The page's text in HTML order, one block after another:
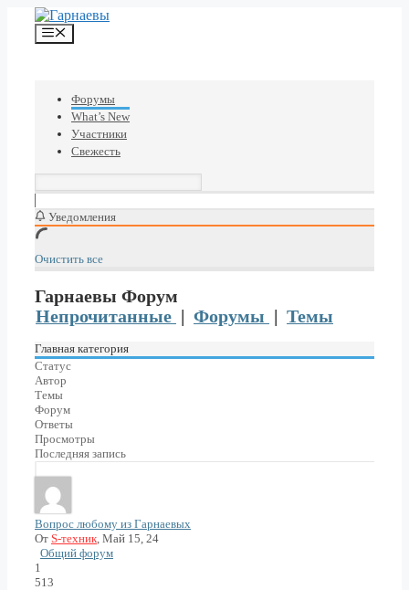
Перейти
содержимому
Меню
Форумы
What’s New
Участники
Свежесть
Уведомления
Очистить все
Гарнаевы Форум
Непрочитанные | Форумы | Темы
Главная категория
Статус
Автор
Темы
Форум
Ответы
Просмотры
Последняя запись
Вопрос любому из Гарнаевых
От S-техник , Май 15, 24
Общий форум
1
513